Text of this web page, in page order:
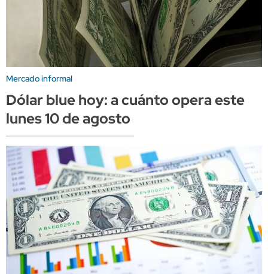
Mercado informal
Dólar blue hoy: a cuánto opera este
lunes 10 de agosto